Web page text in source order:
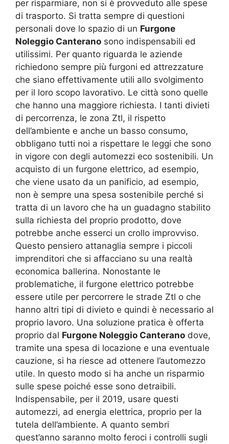
per risparmiare, non si è provveduto alle spese
di trasporto. Si tratta sempre di questioni
personali dove lo spazio di un Furgone
Noleggio Canterano sono indispensabili ed
utilissimi. Per quanto riguarda le aziende
richiedono sempre più furgoni ed attrezzature
che siano effettivamente utili allo svolgimento
per il loro scopo lavorativo. Le città sono quelle
che hanno una maggiore richiesta. I tanti divieti
di percorrenza, le zona Ztl, il rispetto
dell’ambiente e anche un basso consumo,
obbligano tutti noi a rispettare le leggi che sono
in vigore con degli automezzi eco sostenibili. Un
acquisto di un furgone elettrico, ad esempio,
che viene usato da un panificio, ad esempio,
non è sempre una spesa sostenibile perché si
tratta di un lavoro che ha un guadagno stabilito
sulla richiesta del proprio prodotto, dove
potrebbe anche esserci un crollo improvviso.
Questo pensiero attanaglia sempre i piccoli
imprenditori che si affacciano su una realtà
economica ballerina. Nonostante le
problematiche, il furgone elettrico potrebbe
essere utile per percorrere le strade Ztl o che
hanno altri tipi di divieto e quindi è necessario al
proprio lavoro. Una soluzione pratica è offerta
proprio dal Furgone Noleggio Canterano dove,
tramite una spesa di locazione e una eventuale
cauzione, si ha riesce ad ottenere l’automezzo
utile. In questo modo si ha anche un risparmio
sulle spese poiché esse sono detraibili.
Indispensabile, per il 2019, usare questi
automezzi, ad energia elettrica, proprio per la
tutela dell’ambiente. A quanto sembri
quest’anno saranno molto feroci i controlli sugli